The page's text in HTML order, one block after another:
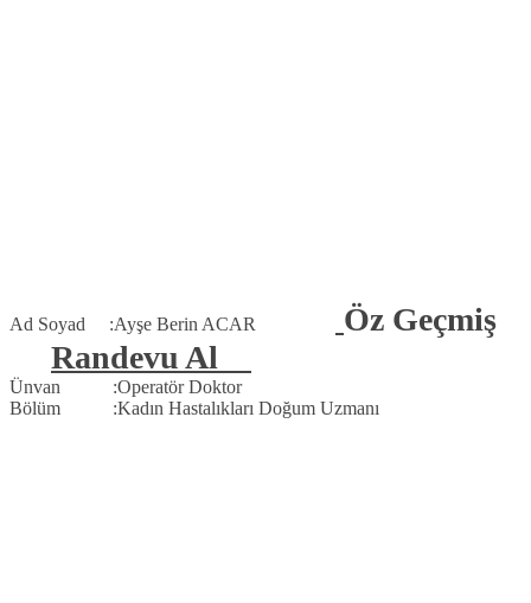
Ad Soyad :Ayşe Berin ACAR
Öz Geçmiş
Randevu Al
Ünvan :Operatör Doktor
Bölüm :Kadın Hastalıkları Doğum Uzmanı